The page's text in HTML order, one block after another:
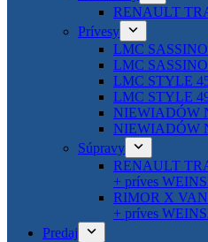
RENAULT
Prívesy
LMC
LMC
LMC STYLE
LMC STYLE
NIEWIADÓW
NIEWIADÓW
Súpravy
RENAULT
+ príves
RIMOR X
+ príves
Predaj